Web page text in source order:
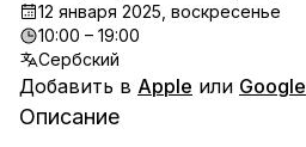
12 января 2025, воскресенье
10:00 – 19:00
Сербский
Добавить в Apple или Google
Описание